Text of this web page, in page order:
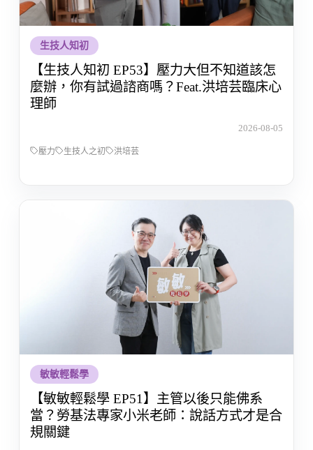
生技人知初
【生技人知初 EP53】壓力大但不知道該怎
麼辦，你有試過諮商嗎？Feat.洪培芸臨床心
理師
2026-08-05
壓力 生技人之初 洪培芸
敏敏輕鬆學
【敏敏輕鬆學 EP51】主管以後只能佛系
當？勞基法專家小米老師：說話方式才是合
規關鍵